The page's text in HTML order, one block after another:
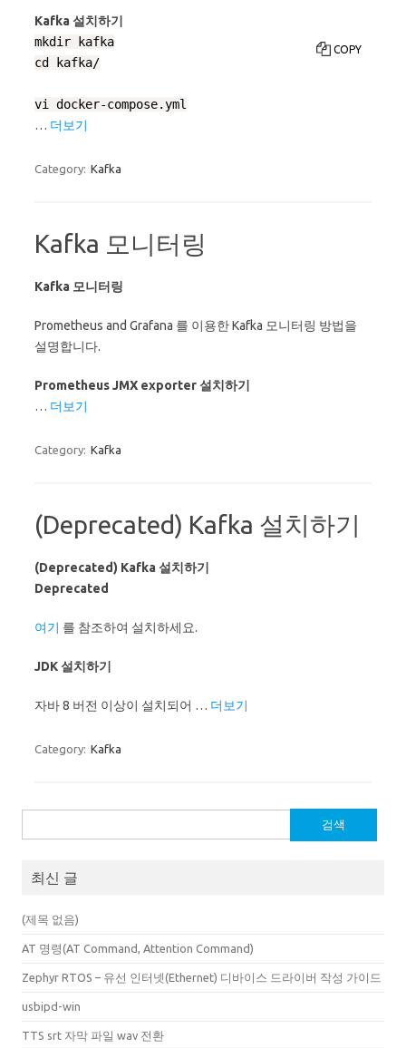
Kafka 설치하기
mkdir kafka
cd kafka/
vi docker-compose.yml
COPY
… 더보기
Category: Kafka
Kafka 모니터링
Kafka 모니터링
Prometheus and Grafana 를 이용한 Kafka 모니터링 방법을
설명합니다.
Prometheus JMX exporter 설치하기
… 더보기
Category: Kafka
(Deprecated) Kafka 설치하기
(Deprecated) Kafka 설치하기
Deprecated
여기 를 참조하여 설치하세요.
JDK 설치하기
자바 8 버전 이상이 설치되어 … 더보기
Category: Kafka
색:
최신 글
(제목 없음)
AT 명령(AT Command, Attention Command)
Zephyr RTOS – 유선 인터넷(Ethernet) 디바이스 드라이버 작성 가이드
usbipd-win
TTS srt 자막 파일 wav 전환